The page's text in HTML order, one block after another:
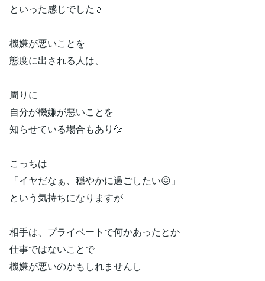
といった感じでした💧
機嫌が悪いことを
態度に出される人は、
周りに
自分が機嫌が悪いことを
知らせている場合もあり💦
こっちは
「イヤだなぁ、穏やかに過ごしたい😖」
という気持ちになりますが
相手は、プライベートで何かあったとか
仕事ではないことで
機嫌が悪いのかもしれませんし